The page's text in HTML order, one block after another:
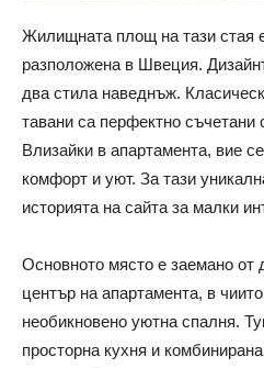
Жилищната площ на тази стая
разположена в Швеция.
два стила наведнъж.
тавани са перфектно
Влизайки в апартамента, вие
комфорт и уют. За тази
историята на сайта за малки
Основното място е заемано от
център на апартамента, в
необикновено уютна спалня.
просторна кухня и